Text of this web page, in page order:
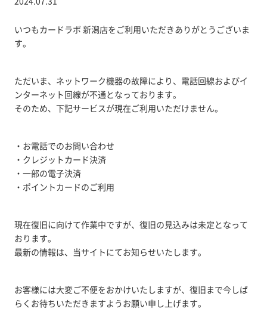
いつもカードラボ 新潟店をご利用いただきありがとうございま
す。
ただいま、ネットワーク機器の故障により、電話回線およびイ
ンターネット回線が不通となっております。
そのため、下記サービスが現在ご利用いただけません。
・お電話でのお問い合わせ
・クレジットカード決済
・一部の電子決済
・ポイントカードのご利用
現在復旧に向けて作業中ですが、復旧の見込みは未定となって
おります。
最新の情報は、当サイトにてお知らせいたします。
お客様には大変ご不便をおかけいたしますが、復旧まで今しば
らくお待ちいただきますようお願い申し上げます。